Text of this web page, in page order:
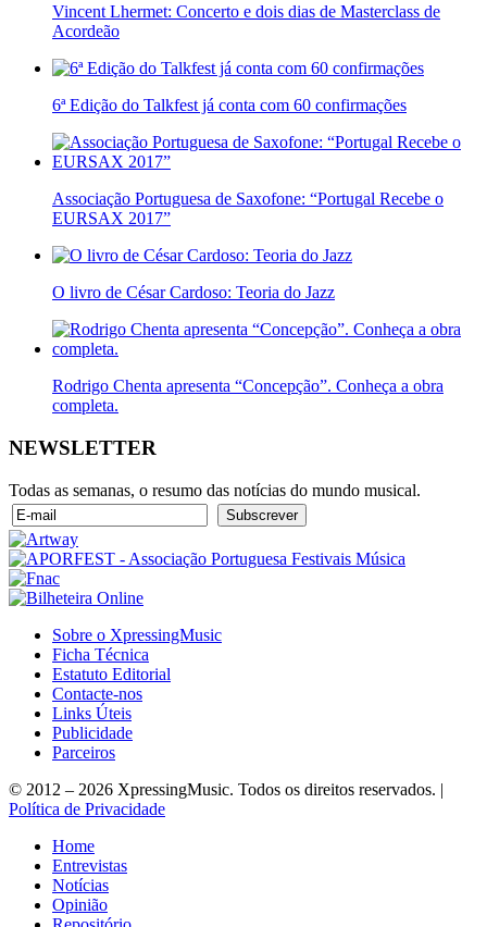
Vincent Lhermet: Concerto e dois dias de Masterclass de
Acordeão
6ª Edição do Talkfest já conta com 60 confirmações
Associação Portuguesa de Saxofone: “Portugal Recebe o
EURSAX 2017”
O livro de César Cardoso: Teoria do Jazz
Rodrigo Chenta apresenta “Concepção”. Conheça a obra
completa.
NEWSLETTER
Todas as semanas, o resumo das notícias do mundo musical.
Sobre o XpressingMusic
Ficha Técnica
Estatuto Editorial
Contacte-nos
Links Úteis
Publicidade
Parceiros
© 2012 – 2026 XpressingMusic. Todos os direitos reservados. |
Política de Privacidade
Home
Entrevistas
Notícias
Opinião